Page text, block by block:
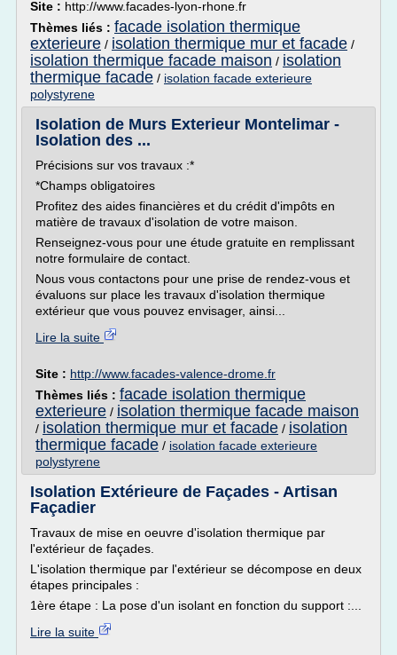
Site : http://www.facades-lyon-rhone.fr
Thèmes liés : facade isolation thermique
exterieure / isolation thermique mur et facade /
isolation thermique facade maison / isolation
thermique facade / isolation facade exterieure
polystyrene
Isolation de Murs Exterieur Montelimar -
Isolation des ...
Précisions sur vos travaux :*
*Champs obligatoires
Profitez des aides financières et du crédit d'impôts en
matière de travaux d'isolation de votre maison.
Renseignez-vous pour une étude gratuite en remplissant
notre formulaire de contact.
Nous vous contactons pour une prise de rendez-vous et
évaluons sur place les travaux d'isolation thermique
extérieur que vous pouvez envisager, ainsi...
Lire la suite
Site : http://www.facades-valence-drome.fr
Thèmes liés : facade isolation thermique
exterieure / isolation thermique facade maison
/ isolation thermique mur et facade / isolation
thermique facade / isolation facade exterieure
polystyrene
Isolation Extérieure de Façades - Artisan
Façadier
Travaux de mise en oeuvre d'isolation thermique par
l'extérieur de façades.
L'isolation thermique par l'extérieur se décompose en deux
étapes principales :
1ère étape : La pose d'un isolant en fonction du support :...
Lire la suite